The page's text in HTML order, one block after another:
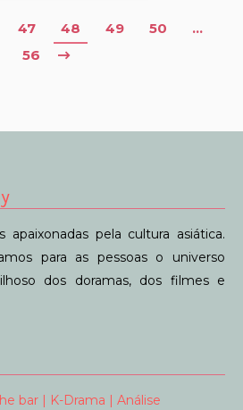
47 48 49 50
…
56
apaixonadas pela cultura asiática.
para as pessoas o universo
dos doramas, dos filmes e
bar | K-Drama | Análise